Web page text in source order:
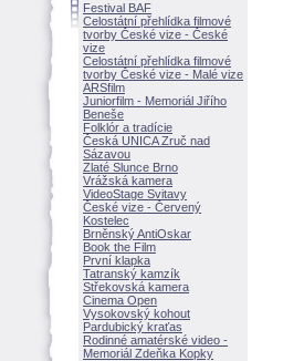
Festival BAF
Celostátní přehlídka filmové
tvorby České vize - České
vize
Celostátní přehlídka filmové
tvorby České vize - Malé vize
ARSfilm
Juniorfilm - Memoriál Jiřího
Beneše
Folklór a tradície
Česká UNICA Zruč nad
Sázavou
Zlaté Slunce Brno
Vrážská kamera
VideoStage Svitavy
České vize - Červený
Kostelec
Brněnský AntiOskar
Book the Film
První klapka
Tatranský kamzík
Střekovská kamera
Cinema Open
Vysokovský kohout
Pardubický kraťas
Rodinné amatérské video -
Memoriál Zdeňka Kopky